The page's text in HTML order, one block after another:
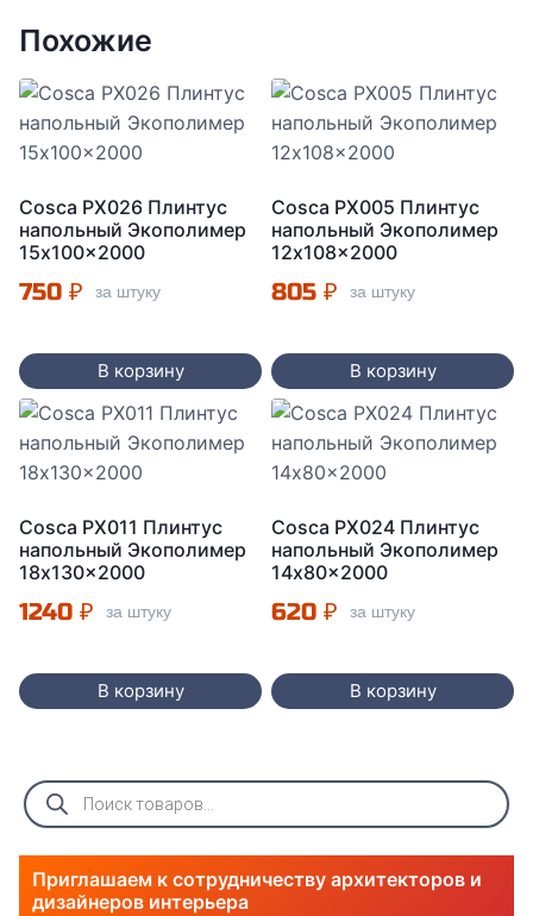
Похожие
Cosca PX026 Плинтус
напольный Экополимер
15x100x2000
750 ₽ за штуку
В корзину
Cosca PX005 Плинтус
напольный Экополимер
12x108x2000
805 ₽ за штуку
В корзину
Cosca PX011 Плинтус
напольный Экополимер
18x130x2000
1240 ₽ за штуку
В корзину
Cosca PX024 Плинтус
напольный Экополимер
14x80x2000
620 ₽ за штуку
В корзину
Поиск
товаров
Приглашаем к сотрудничеству архитекторов и
дизайнеров интерьера